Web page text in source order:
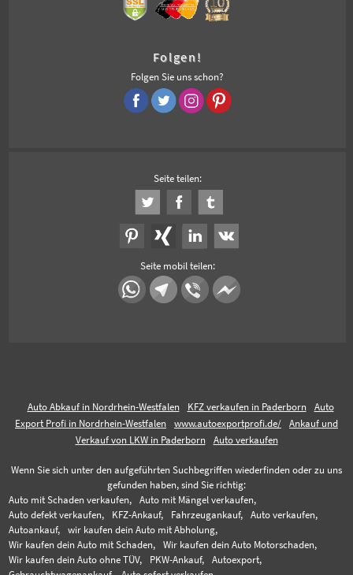
Folgen!
Folgen Sie uns schon?
Seite teilen:
Seite mobil teilen:
Auto Abkauf in Nordrhein-Westfalen KFZ verkaufen in Paderborn
Auto
Export Profi in Nordrhein-Westfalen
www.autoexportprofi.de/
Ankauf und
Verkauf von LKW in Paderborn
Auto verkaufen
Wenn Sie sich unter den aufgeführten Suchbegriffen wiederfinden oder zu uns
gefunden haben, sind Sie richtig:
Auto mit Schaden verkaufen,
Auto mit Mängel verkaufen,
Auto defekt verkaufen,
KFZ-Ankauf, Fahrzeugankauf,
Auto verkaufen,
Autoankauf,
wir kaufen dein Auto mit Abholung,
Wir kaufen dein Auto mit Schaden,
Wir kaufen dein Auto Motorschaden,
Wir kaufen dein Auto ohne TÜV,
PKW-Ankauf,
Autoexport,